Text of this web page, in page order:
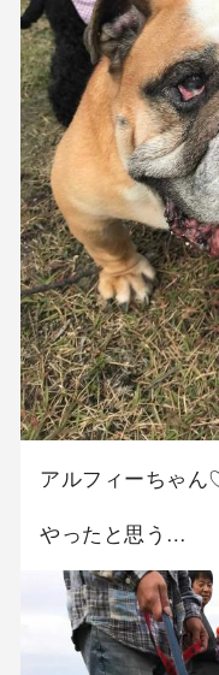
アルフィーちゃ
やったと思う…